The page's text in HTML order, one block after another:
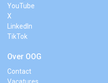
YouTube
X
LinkedIn
TikTok
Over OOG
Contact